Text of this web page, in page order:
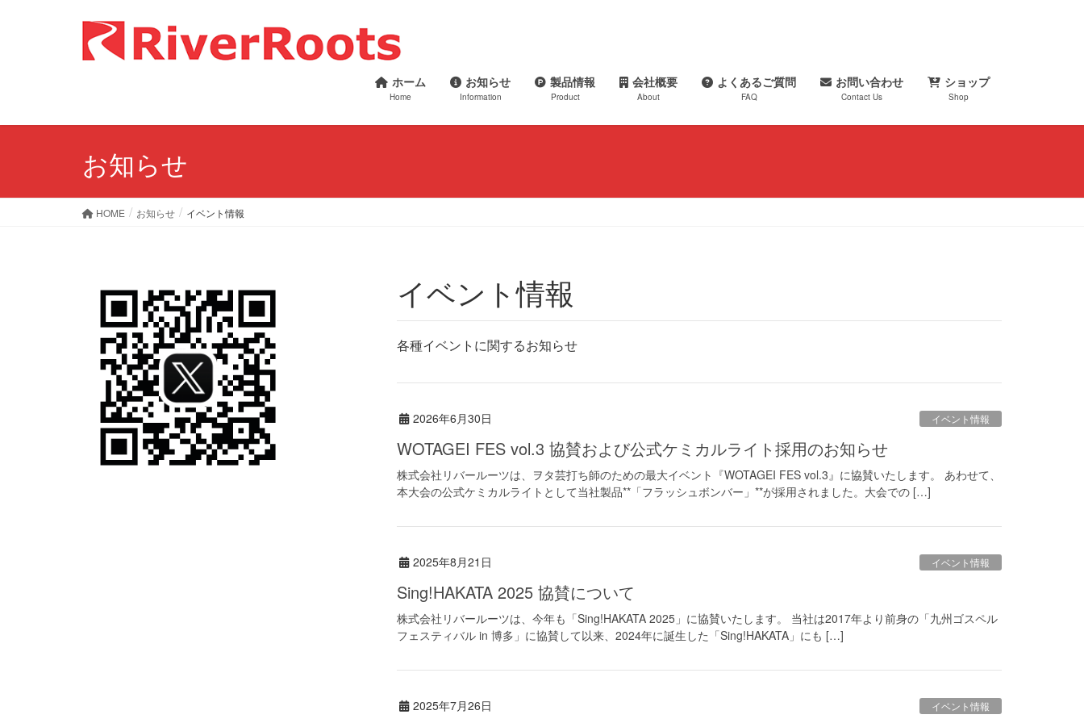
ホーム
Home
お知らせ
Information
製品情報
Product
会社概要
About
よくあるご質問
FAQ
お問い合わせ
Contact Us
ショップ
Shop
お知らせ
HOME お知らせ イベント情報
イベント情報
各種イベントに関するお知らせ
2026年6月30日 イベント情報
WOTAGEI FES vol.3 協賛および公式ケミカルライト採用のお知らせ
株式会社リバールーツは、ヲタ芸打ち師のための最大イベント『WOTAGEI FES vol.3』に協賛いたします。 あわせて、
本大会の公式ケミカルライトとして当社製品**「フラッシュボンバー」**が採用されました。大会での […]
2025年8月21日 イベント情報
Sing!HAKATA 2025 協賛について
株式会社リバールーツは、今年も「Sing!HAKATA 2025」に協賛いたします。 当社は2017年より前身の「九州ゴスペル
フェスティバル in 博多」に協賛して以来、2024年に誕生した「Sing!HAKATA」にも […]
2025年7月26日 イベント情報